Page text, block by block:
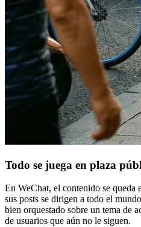
Todo se juega en plaza
En WeChat, el contenido se
sus posts se dirigen a todo el
bien orquestado sobre un tema de
de usuarios que aún no le siguen.